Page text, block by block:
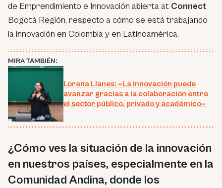
de Emprendimiento e Innovación abierta at Connect
Bogotá Región, respecto a cómo se está trabajando
la innovación en Colombia y en Latinoamérica.
MIRA TAMBIÉN:
Lorena Llanes: «La innovación puede
avanzar gracias a la colaboración entre
el sector público, privado y académico»
¿Cómo ves la situación de la innovación
en nuestros países, especialmente en la
Comunidad Andina, donde los